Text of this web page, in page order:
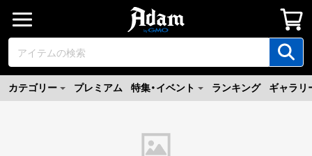
カテゴリー プレミアム 特集・イベント ランキング ギャラリ